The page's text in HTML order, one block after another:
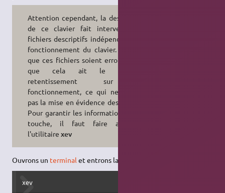
Attention cependant, la description
de ce clavier fait intervenir des
fichiers descriptifs indépendants du
fonctionnement du clavier. Il arrive
que ces fichiers soient erronés sans
que cela ait le moindre
retentissement sur le
fonctionnement, ce qui ne facilite
pas la mise en évidence des erreurs.
Pour garantir les informations sur la
touche, il faut faire appel à
l'utilitaire xev
Ouvrons un terminal et entrons la
xev